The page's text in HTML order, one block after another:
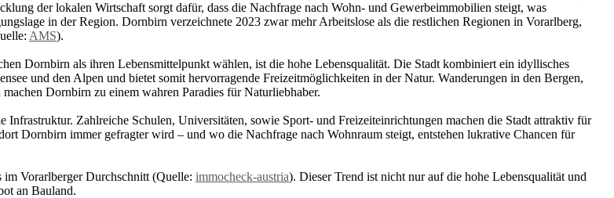
der lokalen Wirtschaft sorgt dafür, dass die Nachfrage nach Wohn- und Gewerbeimmobilien steigt, was
in der Region. Dornbirn verzeichnete 2023 zwar mehr Arbeitslose als die restlichen Regionen in Vorarlberg,
AMS).
Dornbirn als ihren Lebensmittelpunkt wählen, ist die hohe Lebensqualität. Die Stadt kombiniert ein idyllisches
und den Alpen und bietet somit hervorragende Freizeitmöglichkeiten in der Natur. Wanderungen in den Bergen,
Dornbirn zu einem wahren Paradies für Naturliebhaber.
Zahlreiche Schulen, Universitäten, sowie Sport- und Freizeiteinrichtungen machen die Stadt attraktiv für
Dornbirn immer gefragter wird – und wo die Nachfrage nach Wohnraum steigt, entstehen lukrative Chancen für
Vorarlberger Durchschnitt (Quelle: immocheck-austria). Dieser Trend ist nicht nur auf die hohe Lebensqualität und
an Bauland.